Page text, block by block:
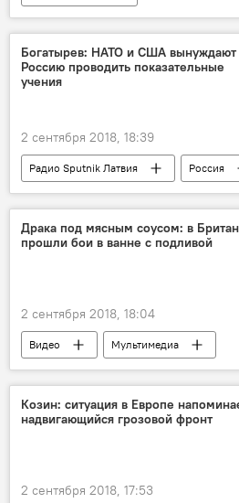
Судьба латвийцев за границей
Великобритания
Ирландия
Богатырев: НАТО и США вынуждают
Россию проводить показательные
учения
2 сентября 2018, 18:39
Радио Sputnik Латвия Россия
Средиземное море
Владимир
НАТО
учения
Драка под мясным соусом: в
прошли бои в ванне с подливой
2 сентября 2018, 18:04
Видео
Мультимедиа
Великобритания
Козин: ситуация в Европе
надвигающийся грозовой фронт
2 сентября 2018, 17:53